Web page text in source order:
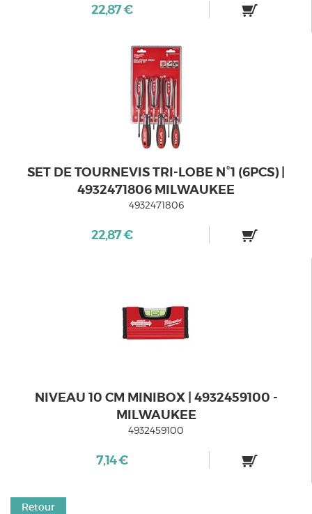
22,87 €
SET DE TOURNEVIS TRI-LOBE N°1 (6PCS) |
4932471806 MILWAUKEE
4932471806
22,87 €
NIVEAU 10 CM MINIBOX | 4932459100 -
MILWAUKEE
4932459100
7,14 €
Retour